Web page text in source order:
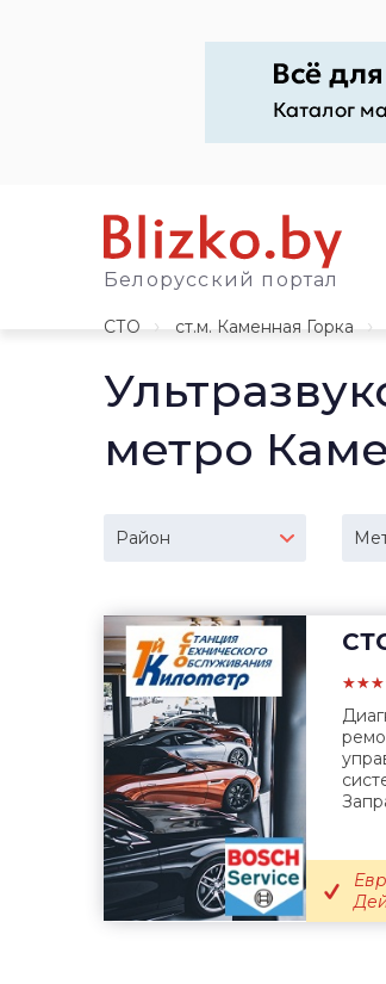
Белорусский портал
СТО
ст.м. Каменная Горка
метро
Район